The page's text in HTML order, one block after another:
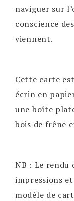
naviguer sur
conscience
viennent.
Cette carte
écrin en
une boîte
bois de frêne
NB : Le rendu
impressions
modèle de